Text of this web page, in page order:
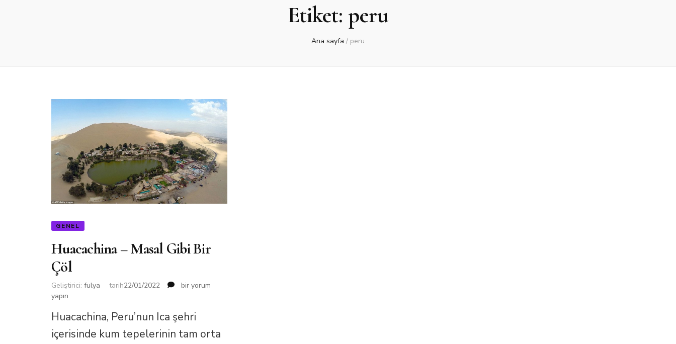
Etiket: peru
Ana sayfa / peru
GENEL
Huacachina – Masal Gibi Bir
Çöl
Geliştirici: fulya tarih22/01/2022
Huacachina
Gibi
Çöl
bir yorum
yapın
Huacachina, Peru’nun Ica şehri
içerisinde kum tepelerinin tam orta